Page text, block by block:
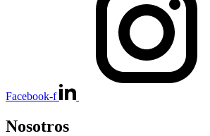
Facebook-f
Nosotros